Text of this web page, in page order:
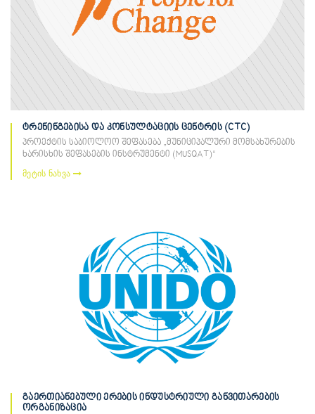
ტრენინგებისა და კონსულტაციის ცენტრის (CTC)
პროექტის საბიოლოო შეფასება „მუნიციპალური მომსახურების
ხარისხის შეფასების ინსტრუმენტი (MUSQAT)“
მეტის ნახვა
გაერთიანებული ერების ინდუსტრიული განვითარების
ორგანიზაცია